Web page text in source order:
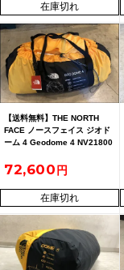
在庫切れ
【送料無料】THE NORTH
FACE ノースフェイス ジオド
ーム 4 Geodome 4 NV21800
72,600
在庫切れ